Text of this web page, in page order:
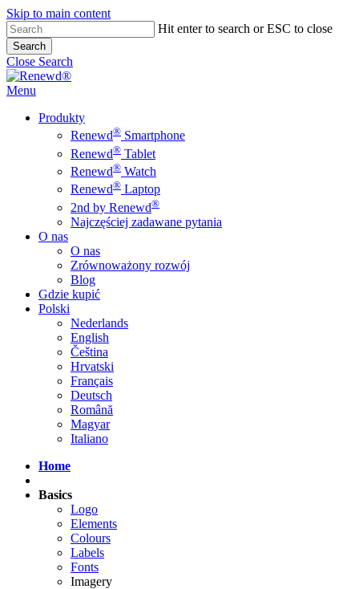
Skip to main content
Hit enter to search or ESC to close
Search
Close Search
Menu
Produkty
Renewd® Smartphone
Renewd® Tablet
Renewd® Watch
Renewd® Laptop
2nd by Renewd®
Najczęściej zadawane pytania
O nas
O nas
Zrównoważony rozwój
Blog
Gdzie kupić
Polski
Nederlands
English
Čeština
Hrvatski
Français
Deutsch
Română
Magyar
Italiano
Home
Basics
Logo
Elements
Colours
Labels
Fonts
Imagery